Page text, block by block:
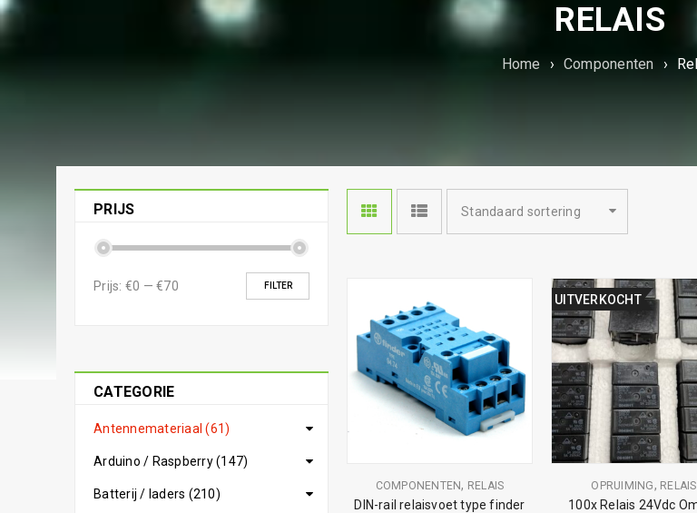
RELAIS
Home › Componenten ›
PRIJS
FILTER
Prijs: €0 — €70
CATEGORIE
Antennemateriaal (61)
Arduino / Raspberry (147)
Batterij / laders (210)
Standaard sortering
COMPONENTEN, RELAIS
DIN-rail relaisvoet type finder
UITVERKOCHT
OPRUIMING, RELAIS
100x Relais 24Vdc